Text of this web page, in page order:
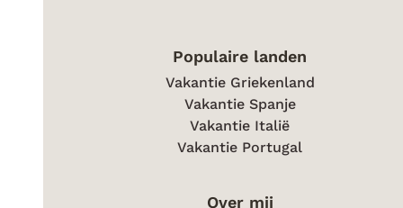
Populaire landen
Vakantie Griekenland
Vakantie Spanje
Vakantie Italië
Vakantie Portugal
Over mij